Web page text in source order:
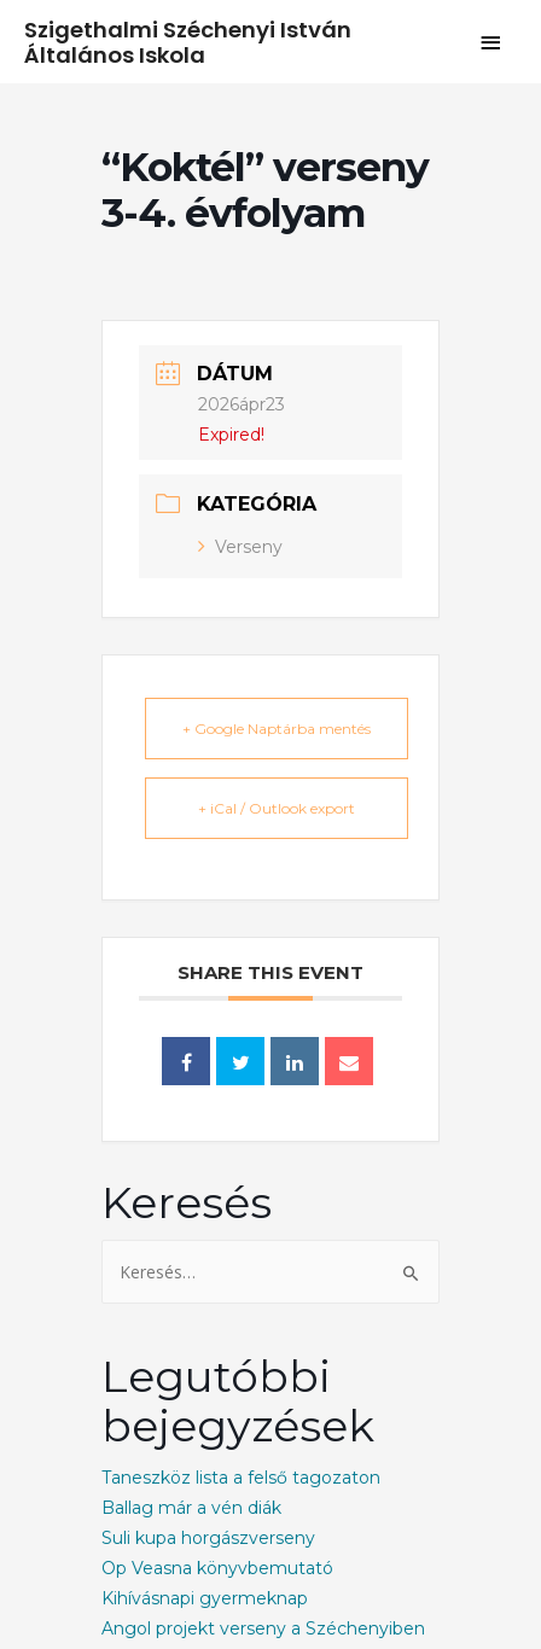
Szigethalmi Széchenyi István
Általános Iskola
“Koktél” verseny
3-4. évfolyam
DÁTUM
2026ápr23
Expired!
KATEGÓRIA
Verseny
+ Google Naptárba mentés
+ iCal / Outlook export
SHARE THIS EVENT
Keresés
Legutóbbi
bejegyzések
Taneszköz lista a felső tagozaton
Ballag már a vén diák
Suli kupa horgászverseny
Op Veasna könyvbemutató
Kihívásnapi gyermeknap
Angol projekt verseny a Széchenyiben